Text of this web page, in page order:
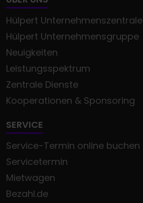
Hülpert Unternehmenszentrale
Hülpert Unternehmensgruppe
Neuigkeiten
Leistungsspektrum
Zentrale Dienste
Kooperationen & Sponsoring
SERVICE
Service-Termin online buchen
Servicetermin
Mietwagen
Bezahl.de